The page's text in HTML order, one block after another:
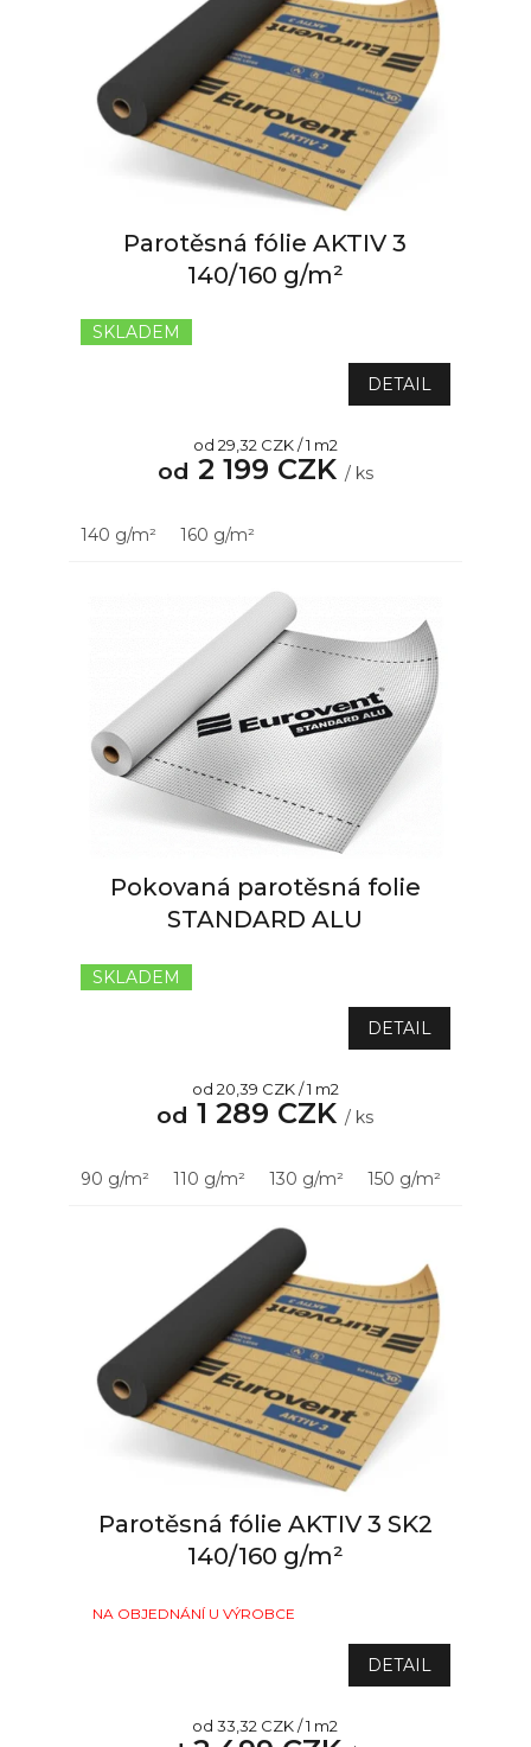
Parotěsná fólie AKTIV 3
140/160 g/m²
SKLADEM
od 2 199 CZK / ks
Měrná
cena:
od 29,32 CZK / 1 m2
DETAIL
140 g/m² 160 g/m²
Pokovaná parotěsná folie
STANDARD ALU
SKLADEM
od 1 289 CZK/ ks
Měrná
cena:
od 20,39 CZK / 1 m2
DETAIL
90 g/m² 110 g/m² 130 g/m² 150 g/m²
Parotěsná fólie AKTIV 3 SK2
140/160 g/m²
NA OBJEDNÁNÍ U VÝROBCE
Měrná
od 33,32 CZK / 1 m2
DETAIL